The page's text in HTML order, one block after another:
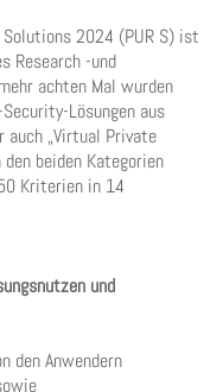
2024 (PUR S) ist
Research -und
achten Mal wurden
Lösungen aus
auch „Virtual Private
beiden Kategorien
Kriterien in 14
und
den Anwendern